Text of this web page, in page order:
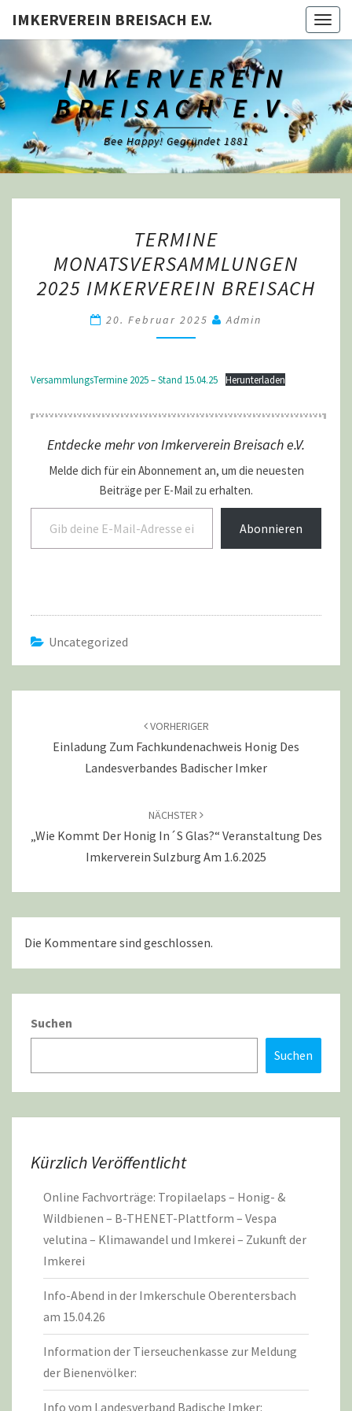
IMKERVEREIN BREISACH E.V.
IMKERVEREIN
BREISACH E.V.
Bee Happy! Gegründet 1881
MONATSVERSAMMLUNGEN
2025
IMKERVEREIN
TERMINE
MONATSVERSAMMLUNGEN
2025 IMKERVEREIN BREISACH
20. Februar 2025 Admin
VersammlungsTermine 2025 – Stand 15.04.25 Herunterladen
Entdecke mehr von Imkerverein Breisach e.V.
Melde dich für ein Abonnement an, um die neuesten
Beiträge per E-Mail zu erhalten.
Gib deine E-Mail-Adresse ein ...
Abonnieren
Uncategorized
VORHERIGER
Einladung Zum Fachkundenachweis Honig Des
Landesverbandes Badischer Imker
NÄCHSTER
„Wie Kommt Der Honig In´s Glas?“ Veranstaltung Des
Imkerverein Sulzburg Am 1.6.2025
Die Kommentare sind geschlossen.
Suchen
Suchen
Kürzlich Veröffentlicht
Online Fachvorträge: Tropilaelaps – Honig- &
Wildbienen – B-THENET-Plattform – Vespa
velutina – Klimawandel und Imkerei – Zukunft der
Imkerei
Info-Abend in der Imkerschule Oberentersbach
am 15.04.26
Information der Tierseuchenkasse zur Meldung
der Bienenvölker:
Info vom Landesverband Badische Imker: